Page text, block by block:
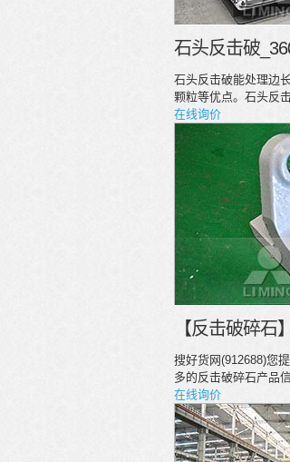
石头反击破
石头反击破能处理边
颗粒等优点。石头反
在线询价
【反击破碎
搜好货网(912688)您
多的反击破碎石产品
在线询价